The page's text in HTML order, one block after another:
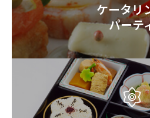
ケータリ
パーテ